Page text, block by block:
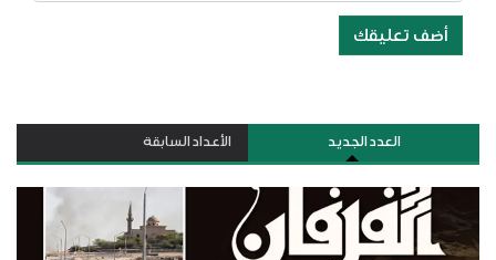
أضف تعليقك
العدد الجديد الأعداد السابقة